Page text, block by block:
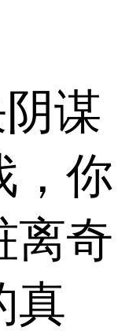
谋
，你
离奇
真